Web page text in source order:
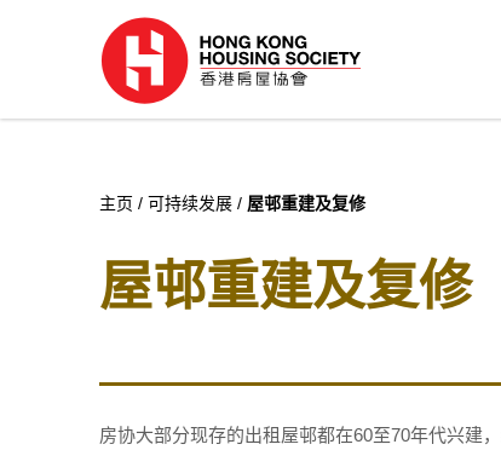
主页 可持续发展 屋邨重建及复修
屋邨重建及复修
房协大部分现存的出租屋邨都在60至70年代兴建